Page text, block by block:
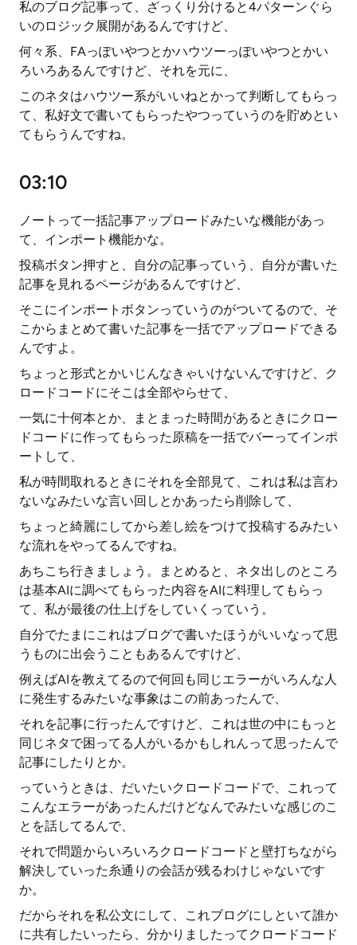
私のブログ記事って、ざっくり分けると4パターンぐら
いのロジック展開があるんですけど、
何々系、FAっぽいやつとかハウツーっぽいやつとかい
ろいろあるんですけど、それを元に、
このネタはハウツー系がいいねとかって判断してもらっ
て、私好文で書いてもらったやつっていうのを貯めとい
てもらうんですね。
03:10
ノートって一括記事アップロードみたいな機能があっ
て、インポート機能かな。
投稿ボタン押すと、自分の記事っていう、自分が書いた
記事を見れるページがあるんですけど、
そこにインポートボタンっていうのがついてるので、そ
こからまとめて書いた記事を一括でアップロードできる
んですよ。
ちょっと形式とかいじんなきゃいけないんですけど、ク
ロードコードにそこは全部やらせて、
一気に十何本とか、まとまった時間があるときにクロー
ドコードに作ってもらった原稿を一括でバーってインポ
ートして、
私が時間取れるときにそれを全部見て、これは私は言わ
ないなみたいな言い回しとかあったら削除して、
ちょっと綺麗にしてから差し絵をつけて投稿するみたい
な流れをやってるんですね。
あちこち行きましょう。まとめると、ネタ出しのところ
は基本AIに調べてもらった内容をAIに料理してもらっ
て、私が最後の仕上げをしていくっていう。
自分でたまにこれはブログで書いたほうがいいなって思
うものに出会うこともあるんですけど、
例えばAIを教えてるので何回も同じエラーがいろんな人
に発生するみたいな事象はこの前あったんで、
それを記事に行ったんですけど、これは世の中にもっと
同じネタで困ってる人がいるかもしれんって思ったんで
記事にしたりとか。
っていうときは、だいたいクロードコードで、これって
こんなエラーがあったんだけどなんでみたいな感じのこ
とを話してるんで、
それで問題からいろいろクロードコードと壁打ちながら
解決していった糸通りの会話が残るわけじゃないです
か。
だからそれを私公文にして、これブログにしといて誰か
に共有したいったら、分かりましたってクロードコード